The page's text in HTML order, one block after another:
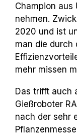
Champion aus
nehmen.
2020 und ist
man die durch
mehr missen
Das trifft auch
Gießroboter
nach der sehr